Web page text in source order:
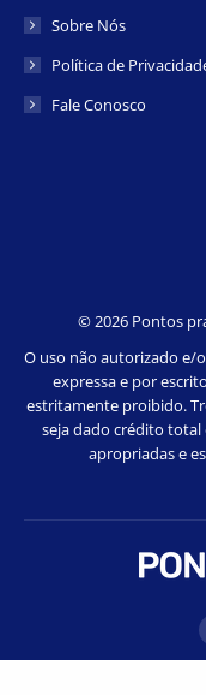
Sobre Nós
Política de
Fale Conosco
©2026 Pontos
O uso não autorizado e/
expressa e por
estritamente proibido.
seja dado crédito total
apropriadas e